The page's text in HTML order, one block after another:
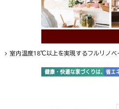
室内温度18℃以上を実現するフルリノベ